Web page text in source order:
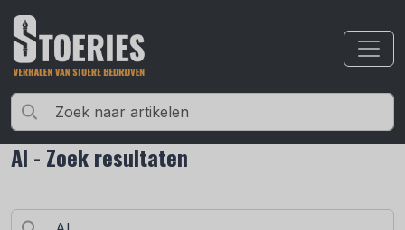
AI - Zoek resultaten